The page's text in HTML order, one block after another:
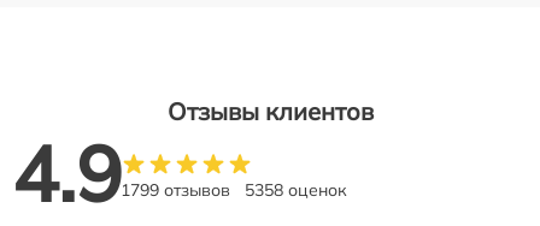
Отзывы клиентов
4.91799 отзывов 5358 оценок